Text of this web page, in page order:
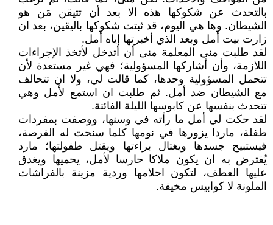
بالتحدث عن شكوكها هذه الا بعد أن تتيقن مَن هو
الشيطان. وها هي اليوم، قد ثبتت شكوكها باليقين، بعد ان
زارت بيت أمل وبعد الذي أخبرتها إياه أمل.
لقد طلبت مني المعلمة منى أن أتدخل لأتخذ الإجراءات
اللازمة، وأن أشاركها المسؤولية؛ فهي غير مستعدة لأن
تتحمل المسؤولية وحدها، كما قالت لي، ولا ان تتحالف
مع الشيطان ضد أمل. ثم طلبت ان استمع لأمل وهي
تتحدث بنفسها عن كابوسها الليلة الفائتة.
لقد حكت لي أمل ما رأته في وسنها، ووصفت بمفردات
طفلة، ماردا يزورها في نومها كلما سنحت له الفرصة،
فيستبيح جسدها ويغتال براءتها ويقتل طفولتها؛ مارد
يُفترض به ان يكون ملاكا حارسا لأمل، يحميها ويغدق
عليها العطف، لتكون احلامها وردية مزينة بالفراشات
الملونة لا كوابيس مخيفة.